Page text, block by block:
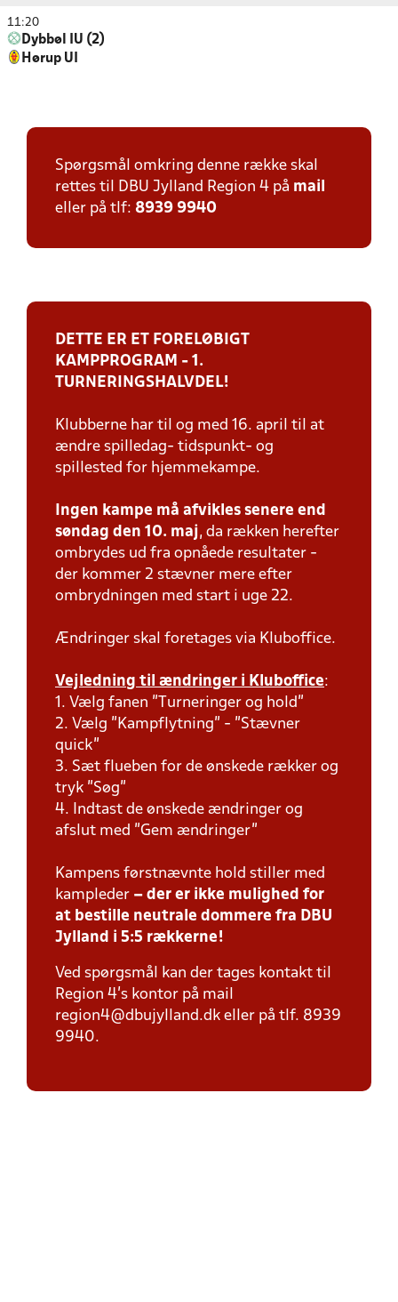
11:20
Dybbøl IU (2)
Hørup UI
Spørgsmål omkring denne række skal
rettes til DBU Jylland Region 4 på mail
eller på tlf: 8939 9940
DETTE ER ET FORELØBIGT
KAMPPROGRAM - 1.
TURNERINGSHALVDEL!
Klubberne har til og med 16. april til at
ændre spilledag- tidspunkt- og
spillested for hjemmekampe.
Ingen kampe må afvikles senere end
søndag den 10. maj, da rækken herefter
ombrydes ud fra opnåede resultater -
der kommer 2 stævner mere efter
ombrydningen med start i uge 22.
Ændringer skal foretages via Kluboffice.
Vejledning til ændringer i Kluboffice:
1. Vælg fanen "Turneringer og hold"
2. Vælg "Kampflytning" - "Stævner
quick"
3. Sæt flueben for de ønskede rækker og
tryk "Søg"
4. Indtast de ønskede ændringer og
afslut med "Gem ændringer"
Kampens førstnævnte hold stiller med
kampleder – der er ikke mulighed for
at bestille neutrale dommere fra DBU
Jylland i 5:5 rækkerne!
Ved spørgsmål kan der tages kontakt til
Region 4's kontor på mail
region4@dbujylland.dk eller på tlf. 8939
9940.